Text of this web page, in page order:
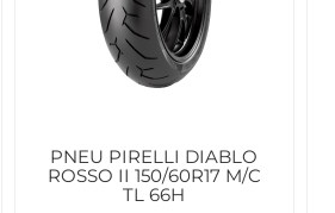
PNEU PIRELLI DIABLO
ROSSO II 150/60R17 M/C
TL 66H